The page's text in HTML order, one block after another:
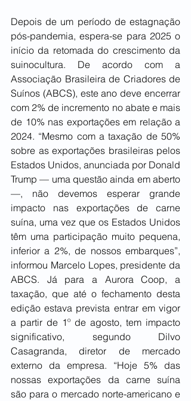
Depois de um período de estagnação
pós-pandemia, espera-se para 2025 o
início da retomada do crescimento da
suinocultura. De acordo com a
Associação Brasileira de Criadores de
Suínos (ABCS), este ano deve encerrar
com 2% de incremento no abate e mais
de 10% nas exportações em relação a
2024. “Mesmo com a taxação de 50%
sobre as exportações brasileiras pelos
Estados Unidos, anunciada por Donald
Trump — uma questão ainda em aberto
—, não devemos esperar grande
impacto nas exportações de carne
suína, uma vez que os Estados Unidos
têm uma participação muito pequena,
inferior a 2%, de nossos embarques”,
informou Marcelo Lopes, presidente da
ABCS. Já para a Aurora Coop, a
taxação, que até o fechamento desta
edição estava prevista entrar em vigor
a partir de 1º de agosto, tem impacto
significativo, segundo Dilvo
Casagranda, diretor de mercado
externo da empresa. “Hoje 5% das
nossas exportações da carne suína
são para o mercado norte-americano e